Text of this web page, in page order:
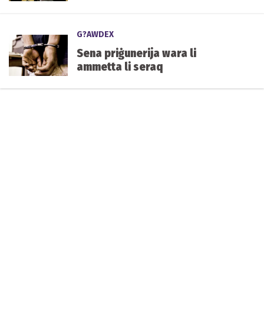
G?AWDEX
Sena priġunerija wara li
ammetta li seraq